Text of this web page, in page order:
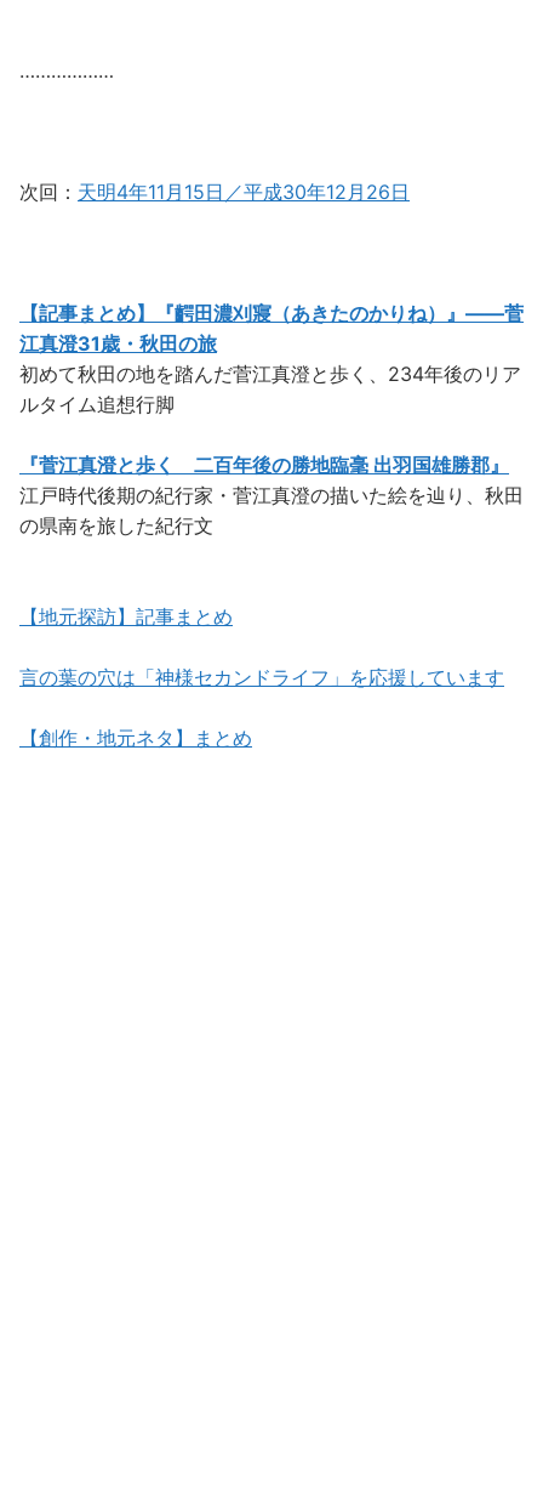
………………
次回： 天明4年11月15日／平成30年12月26日
【記事まとめ】『齶田濃刈寢（あきたのかりね）』――菅
江真澄31歳・秋田の旅
初めて秋田の地を踏んだ菅江真澄と歩く、234年後のリア
ルタイム追想行脚
『菅江真澄と歩く 二百年後の勝地臨毫 出羽国雄勝郡』
江戸時代後期の紀行家・菅江真澄の描いた絵を辿り、秋田
の県南を旅した紀行文
【地元探訪】記事まとめ
言の葉の穴は「神様セカンドライフ」を応援しています
【創作・地元ネタ】まとめ